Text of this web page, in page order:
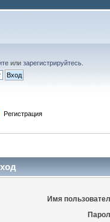
или зарегистрируйтесь.
Регистрация
Имя